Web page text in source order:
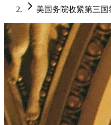
美国务院收紧第三